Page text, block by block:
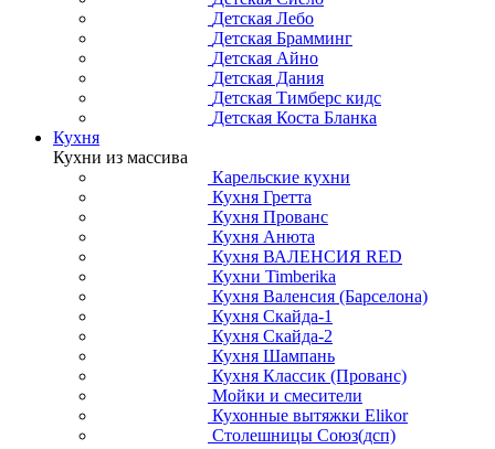
Детская Лебо
Детская Брамминг
Детская Айно
Детская Дания
Детская Тимберс кидс
Детская Коста Бланка
Кухня
Кухни из массива
Карельские кухни
Кухня Гретта
Кухня Прованс
Кухня Анюта
Кухня ВАЛЕНСИЯ RED
Кухни Timberika
Кухня Валенсия (Барселона)
Кухня Скайда-1
Кухня Скайда-2
Кухня Шампань
Кухня Классик (Прованс)
Мойки и смесители
Кухонные вытяжки Elikor
Столешницы Союз(дсп)